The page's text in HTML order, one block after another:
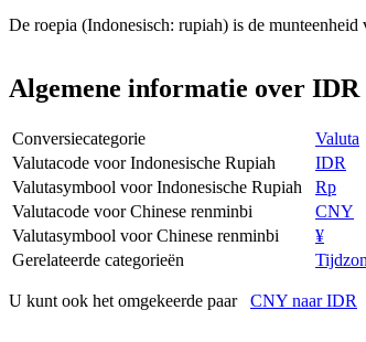
De roepia (Indonesisch: rupiah) is de
Algemene informatie over
Conversiecategorie
Valuta
Valutacode voor Indonesische Rupiah
IDR
Valutasymbool voor Indonesische Rupiah
Rp
Valutacode voor Chinese renminbi
CNY
Valutasymbool voor Chinese renminbi
¥
Gerelateerde categorieën
U kunt ook het omgekeerde paar CNY naar IDR